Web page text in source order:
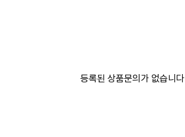
등록된 상품문의가 없습니다